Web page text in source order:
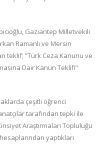
Gaziantep Milletvekili
Ramanlı ve Mersin
teklif; “Türk Ceza Kanunu ve
Dair Kanun Teklifi”
çeşitli öğrenci
tarafından tepki ile
Araştırmaları Topluluğu
yaptıkları